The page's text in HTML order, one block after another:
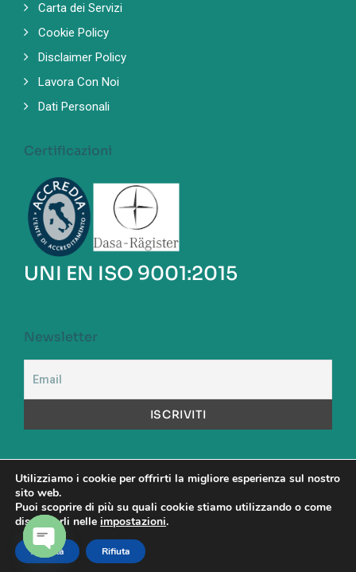
Carta dei Servizi
Cookie Policy
Disclaimer Policy
Lavora Con Noi
Dati Personali
Certificazioni
UNI EN ISO 9001:2015
Newsletter
A.S.S.A. S.p.a. Capitale Sociale versato: Euro 1.000.000,00
Codice Fiscale: 00480890581 – Partita Iva: 00904531001 -
Utilizziamo i cookie per offrirti la migliore esperienza sul nostro
sito web.
Puoi scoprire di più su quali cookie stiamo utilizzando o come
disattivarli nelle impostazioni.
Accetta Rifiuta
OPEN